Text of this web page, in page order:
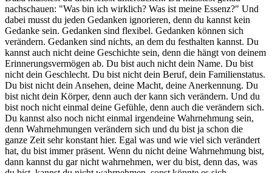
nachschauen: "Was bin ich wirklich? Was ist meine Essenz?" Und
dabei musst du jeden Gedanken ignorieren, denn du kannst kein
Gedanke sein. Gedanken sind flexibel. Gedanken können sich
verändern. Gedanken sind nichts, an dem du festhalten kannst. Du
kannst auch nicht deine Geschichte sein, denn die hängt von deinem
Erinnerungsvermögen ab. Du bist auch nicht dein Name. Du bist
nicht dein Geschlecht. Du bist nicht dein Beruf, dein Familienstatus.
Du bist nicht dein Ansehen, deine Macht, deine Anerkennung. Du
bist nicht dein Körper, denn auch der kann sich verändern. Und du
bist noch nicht einmal deine Gefühle, denn auch die verändern sich.
Du kannst also noch nicht einmal irgendeine Wahrnehmung sein,
denn Wahrnehmungen verändern sich und du bist ja schon die
ganze Zeit sehr konstant hier. Egal was und wie viel sich verändert
hat, du bist immer präsent. Wenn du nicht deine Wahrnehmung bist,
dann kannst du gar nicht wahrnehmen, wer du bist, denn das, was